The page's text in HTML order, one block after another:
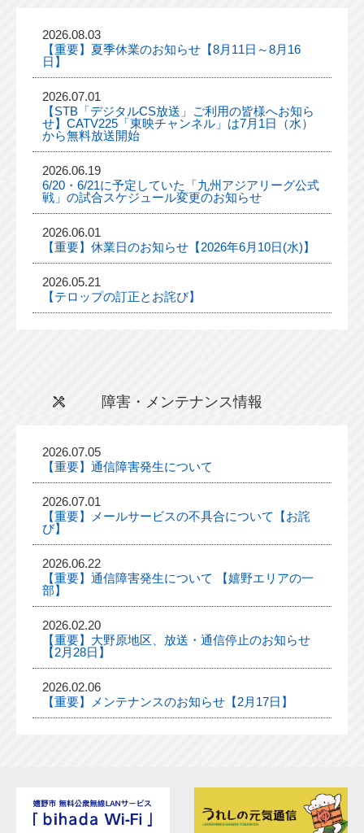
2026.08.03
【重要】夏季休業のお知らせ【8月11日～8月16
日】
2026.07.01
【STB「デジタルCS放送」ご利用の皆様へお知ら
せ】CATV225「東映チャンネル」は7月1日（水）
から無料放送開始
2026.06.19
6/20・6/21に予定していた「九州アジアリーグ公式
戦」の試合スケジュール変更のお知らせ
2026.06.01
【重要】休業日のお知らせ【2026年6月10日(水)】
2026.05.21
【テロップの訂正とお詫び】
障害・メンテナンス情報
2026.07.05
【重要】通信障害発生について
2026.07.01
【重要】メールサービスの不具合について【お詫
び】
2026.06.22
【重要】通信障害発生について 【嬉野エリアの一
部】
2026.02.20
【重要】大野原地区、放送・通信停止のお知らせ
【2月28日】
2026.02.06
【重要】メンテナンスのお知らせ【2月17日】